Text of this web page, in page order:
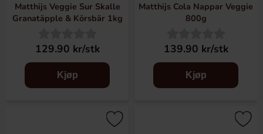
Matthijs Veggie Sur Skalle
Granatäpple & Körsbär 1kg
129.90 kr/stk
Kjøp
Matthijs Cola Nappar Veggie
800g
139.90 kr/stk
Kjøp